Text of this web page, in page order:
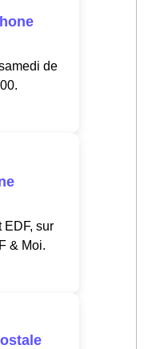
de
EDF, sur
& Moi.